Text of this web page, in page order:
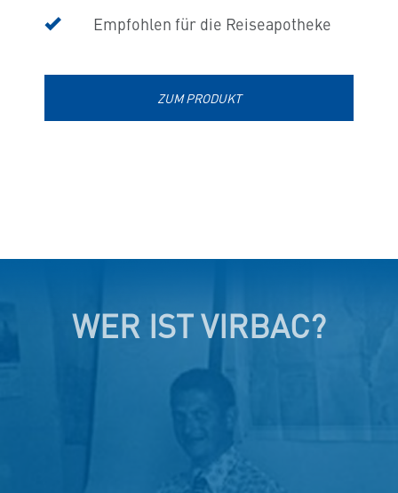
Empfohlen für die Reiseapotheke
ZUM PRODUKT
WER IST VIRBAC?